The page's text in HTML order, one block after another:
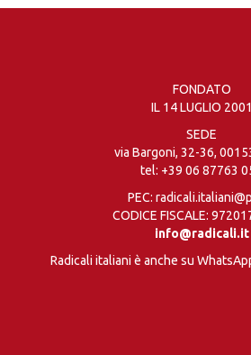
FONDATO
IL 14 LUGLIO 2001
SEDE
via Bargoni, 32-36,
tel: +39 06 87763
PEC:
CODICE FISCALE:
info@radicali.it
Radicali italiani è anche su